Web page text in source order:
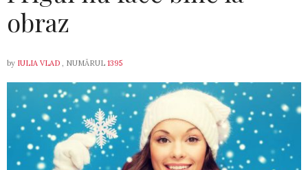
obraz
by IULIA VLAD , NUMĂRUL 1395